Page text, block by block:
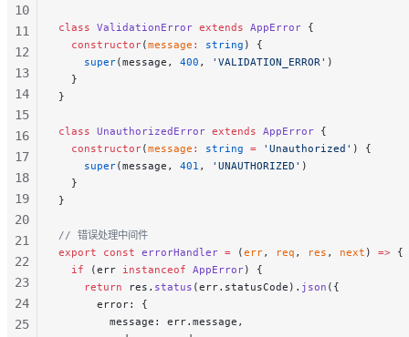
class ValidationError extends AppError {
  constructor
(message : string ) {
    super
(message, 400 , 'VALIDATION_ERROR' )
  }
}
class UnauthorizedError extends AppError {
  constructor
(message : string = 'Unauthorized' ) {
    super
(message, 401 , 'UNAUTHORIZED' )
  }
}
// 错误处理中间件
export const errorHandler = (err, req , res , next ) => {
  if
(err instanceof AppError) {
    return
res. status (err.statusCode). json ({
      error: {
        message: err.message,
10
11
12
13
14
15
16
17
18
19
20
21
22
23
24
25